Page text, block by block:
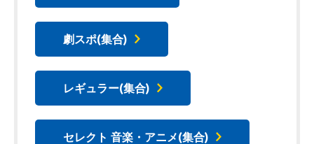
劇スポ(集合)
レギュラー(集合)
セレクト 音楽・アニメ(集合)